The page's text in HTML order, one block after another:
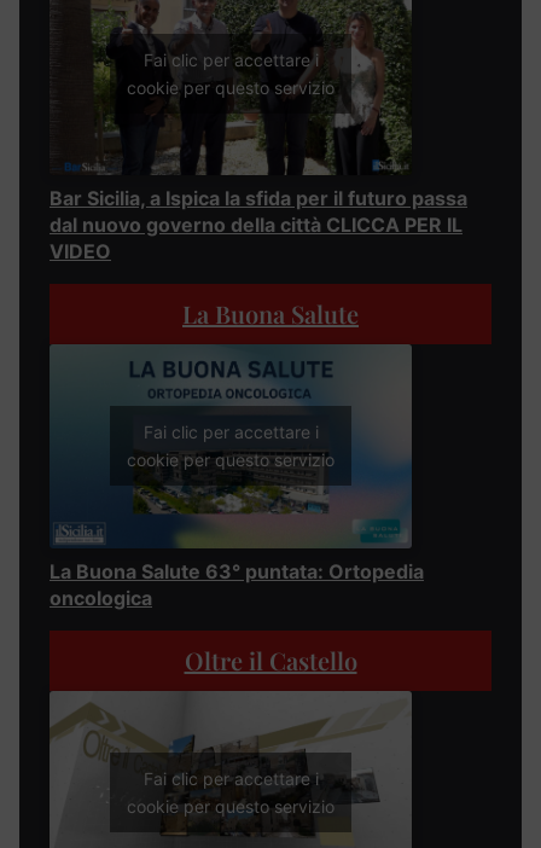
Fai clic per accettare i
cookie per questo servizio
Bar Sicilia, a Ispica la sfida per il futuro passa
dal nuovo governo della città CLICCA PER IL
VIDEO
La Buona Salute
Fai clic per accettare i
cookie per questo servizio
La Buona Salute 63° puntata: Ortopedia
oncologica
Oltre il Castello
Fai clic per accettare i
cookie per questo servizio